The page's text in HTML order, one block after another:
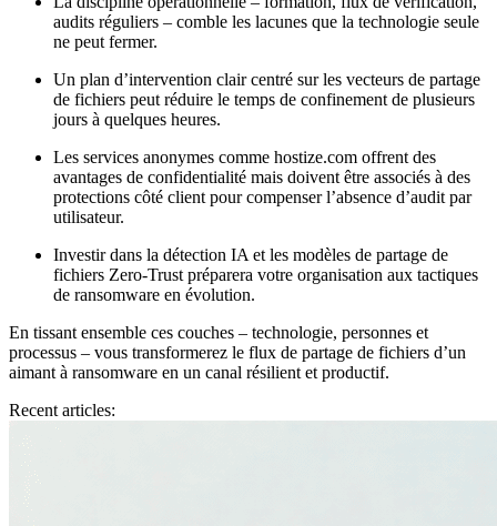
audits réguliers – comble les lacunes que la technologie seule
ne peut fermer.
Un plan d’intervention claircentré sur les vecteurs de partage
de fichiers peut réduire le temps de confinement de plusieurs
jours à quelques heures.
Les services anonymes comme hostize.com offrent des
avantages de confidentialité mais doivent être associés à des
protections côté client pour compenser l’absence d’audit par
utilisateur.
Investir dans la détection IA et les modèles de partage de
fichiers Zero‑Trust préparera votre organisation aux tactiques
de ransomware en évolution.
En tissant ensemble ces couches – technologie, personnes et
processus – vous transformerez le flux de partage de fichiers d’un
aimant à ransomware en un canal résilient et productif.
Recent articles: